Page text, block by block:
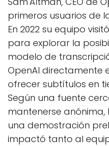
primeros usuarios de
En 2022 su equipo
para explorar la
modelo de
OpenAI directamente
ofrecer subtítulos en
Según una fuente
mantenerse anónima,
una demostración
impactó tanto al